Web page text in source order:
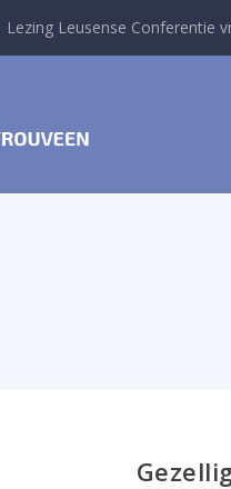
Lezing Leusense Conferentie